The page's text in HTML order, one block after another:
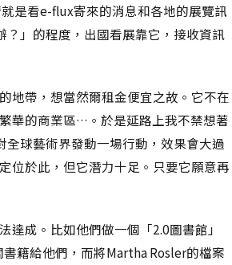
是看e-flux寄來的消息和各地的展覽訊
」的程度，出國看展靠它，接收資訊
地帶，想當然爾租金便宜之故。它不在
華的商業區…。於是延路上我不禁想著
球藝術界發動一場行動，效果會大過
位於此，但它潛力十足。只要它願意再
成。比如他們做一個「2.0圖書館」
籍給他們，而將Martha Rosler的檔案